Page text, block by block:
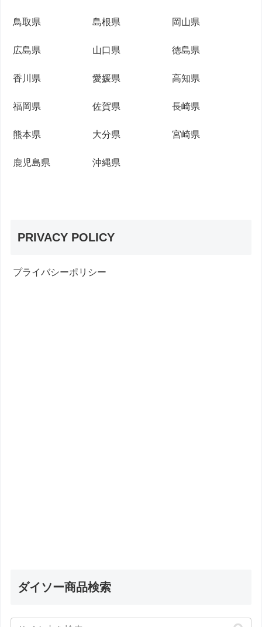
鳥取県 島根県 岡山県
広島県 山口県 徳島県
香川県 愛媛県 高知県
福岡県 佐賀県 長崎県
熊本県 大分県 宮崎県
鹿児島県 沖縄県
PRIVACY POLICY
プライバシーポリシー
ダイソー商品検索